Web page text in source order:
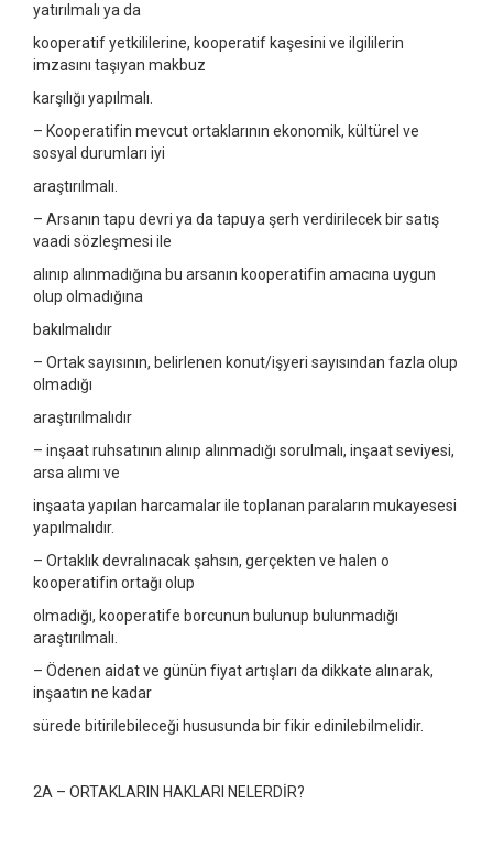
yatırılmalı ya da
kooperatif yetkililerine, kooperatif kaşesini ve ilgililerin
imzasını taşıyan makbuz
karşılığı yapılmalı.
– Kooperatifin mevcut ortaklarının ekonomik, kültürel ve
sosyal durumları iyi
araştırılmalı.
– Arsanın tapu devri ya da tapuya şerh verdirilecek bir satış
vaadi sözleşmesi ile
alınıp alınmadığına bu arsanın kooperatifin amacına uygun
olup olmadığına
bakılmalıdır
– Ortak sayısının, belirlenen konut/işyeri sayısından fazla olup
olmadığı
araştırılmalıdır
– inşaat ruhsatının alınıp alınmadığı sorulmalı, inşaat seviyesi,
arsa alımı ve
inşaata yapılan harcamalar ile toplanan paraların mukayesesi
yapılmalıdır.
– Ortaklık devralınacak şahsın, gerçekten ve halen o
kooperatifin ortağı olup
olmadığı, kooperatife borcunun bulunup bulunmadığı
araştırılmalı.
– Ödenen aidat ve günün fiyat artışları da dikkate alınarak,
inşaatın ne kadar
sürede bitirilebileceği hususunda bir fikir edinilebilmelidir.
2A – ORTAKLARIN HAKLARI NELERDİR?